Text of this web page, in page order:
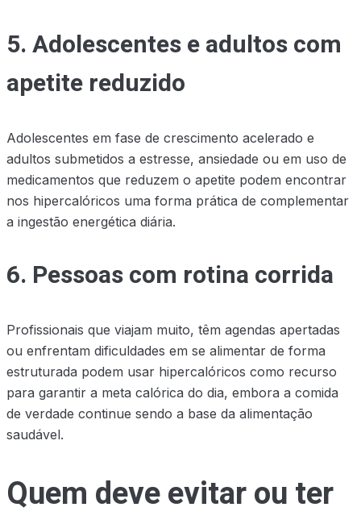
5. Adolescentes e adultos com
apetite reduzido
Adolescentes em fase de crescimento acelerado e
adultos submetidos a estresse, ansiedade ou em uso de
medicamentos que reduzem o apetite podem encontrar
nos hipercalóricos uma forma prática de complementar
a ingestão energética diária.
6. Pessoas com rotina corrida
Profissionais que viajam muito, têm agendas apertadas
ou enfrentam dificuldades em se alimentar de forma
estruturada podem usar hipercalóricos como recurso
para garantir a meta calórica do dia, embora a comida
de verdade continue sendo a base da alimentação
saudável.
Quem deve evitar ou ter